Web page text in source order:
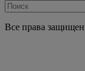
Все права